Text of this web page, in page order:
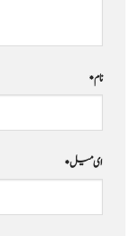
نام*
ای میل*